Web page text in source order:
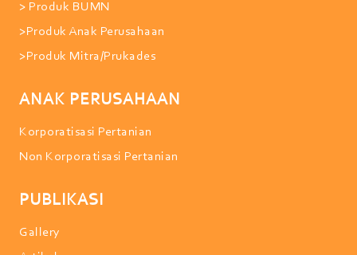
> Produk BUMN
>Produk Anak Perusahaan
>Produk Mitra/Prukades
ANAK PERUSAHAAN
Korporatisasi Pertanian
Non Korporatisasi Pertanian
PUBLIKASI
Gallery